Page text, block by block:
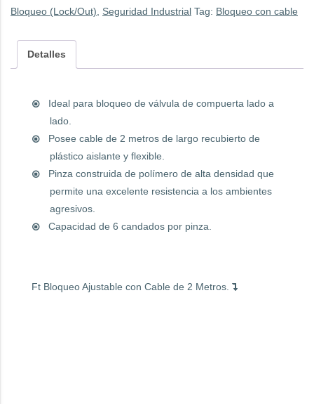
Bloqueo (Lock/Out)
Seguridad Industrial Tag: Bloqueo con cable
Detalles
Ideal para bloqueo de válvula de compuerta lado a
lado.
Posee cable de 2 metros de largo recubierto de
plástico aislante y flexible.
Pinza construida de polímero de alta densidad que
permite una excelente resistencia a los ambientes
agresivos.
Capacidad de 6 candados por pinza.
Ft Bloqueo Ajustable con Cable de 2 Metros.